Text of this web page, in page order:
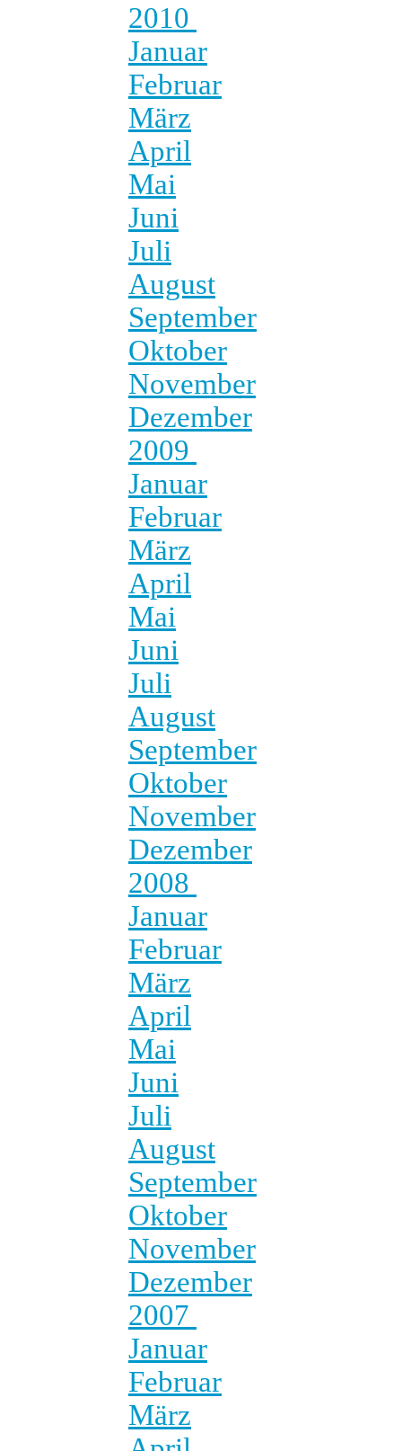
2010
Januar
Februar
März
April
Mai
Juni
Juli
August
September
Oktober
November
Dezember
2009
Januar
Februar
März
April
Mai
Juni
Juli
August
September
Oktober
November
Dezember
2008
Januar
Februar
März
April
Mai
Juni
Juli
August
September
Oktober
November
Dezember
2007
Januar
Februar
März